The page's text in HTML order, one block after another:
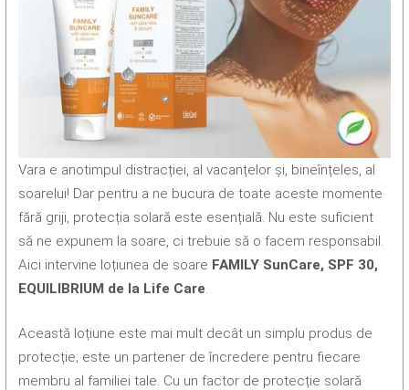
Vara e anotimpul distracției, al vacanțelor și, bineînțeles, al
soarelui! Dar pentru a ne bucura de toate aceste momente
fără griji, protecția solară este esențială. Nu este suficient
să ne expunem la soare, ci trebuie să o facem responsabil.
Aici intervine loțiunea de soare FAMILY SunCare, SPF 30,
EQUILIBRIUM de la Life Care
Această loțiune este mai mult decât un simplu produs de
protecție; este un partener de încredere pentru fiecare
membru al familiei tale. Cu un factor de protecție solară